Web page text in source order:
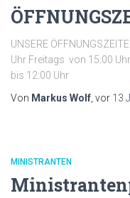
UNSERE
Uhr Freitags von 15:00
bis 12:00 Uhr
Von Markus Wolf , vor 13
MINISTRANTEN